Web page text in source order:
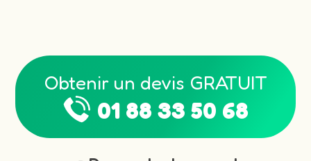
Obtenir un devis GRATUIT
01 88 33 50 68